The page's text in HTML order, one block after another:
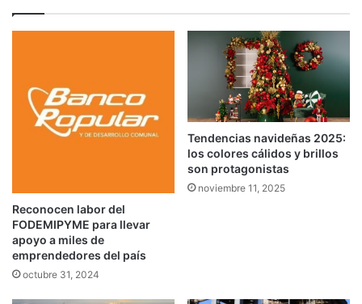
Reconocen labor del
FODEMIPYME para llevar
apoyo a miles de
emprendedores del país
octubre 31, 2024
Tendencias navideñas 2025:
los colores cálidos y brillos
son protagonistas
noviembre 11, 2025